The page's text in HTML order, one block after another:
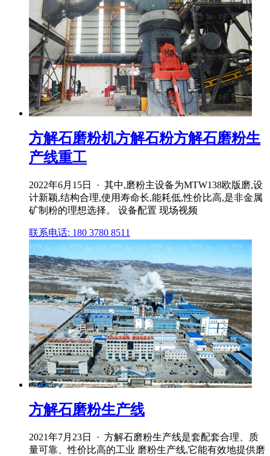
方解石磨粉机方解石粉方解石磨粉生
产线重工
2022年6月15日 · 其中,磨粉主设备为MTW138欧版磨,设
计新颖,结构合理,使用寿命长,能耗低,性价比高,是非金属
矿制粉的理想选择。 设备配置 现场视频
联系电话: 180 3780 8511
方解石磨粉生产线
2021年7月23日 · 方解石磨粉生产线是套配套合理、质
量可靠、性价比高的工业 磨粉生产线,它能有效地提供磨